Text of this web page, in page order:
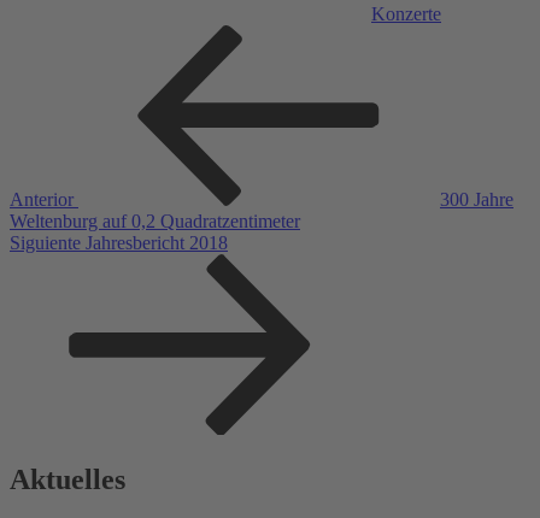
Konzerte
Anterior
300 Jahre
Weltenburg auf 0,2 Quadratzentimeter
Siguiente
Siguiente Jahresbericht 2018
Aktuelles